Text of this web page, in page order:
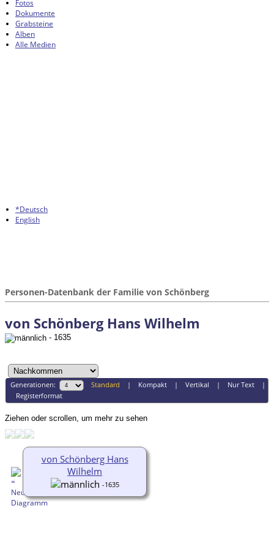
Fotos
Dokumente
Grabsteine
Alben
Alle Medien
*Deutsch
English
Personen-Datenbank der Familie von Schönberg
von Schönberg Hans Wilhelm
- 1635
Generationen: Standard | Kompakt| Vertikal | Nur Text|
Registerformat
Ziehen oder scrollen, um mehr zu sehen
von Schönberg Hans
Wilhelm
-1635